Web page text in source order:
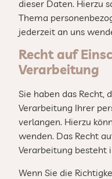
dieser Daten. Hierzu
Thema
jederzeit an uns
Recht auf
Verarbeitung
Sie haben das Recht,
Verarbeitung Ihrer
verlangen. Hierzu
wenden. Das Recht
Verarbeitung besteht
Wenn Sie die